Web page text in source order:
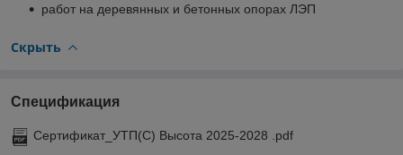
работ на деревянных и бетонных опорах ЛЭП
Скрыть
Спецификация
Сертификат_УТП(С) Высота 2025-2028 .pdf